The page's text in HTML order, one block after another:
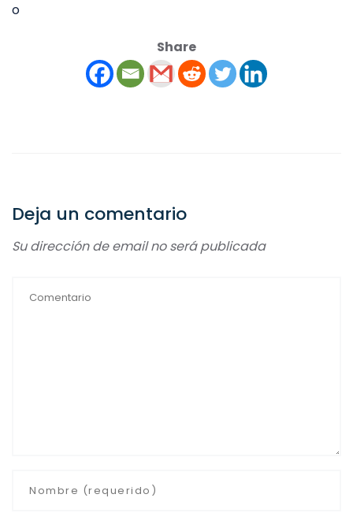
o
Share
Deja un comentario
Su dirección de email no será publicada